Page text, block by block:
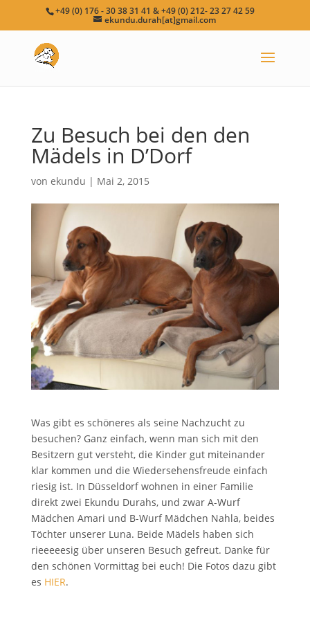
+49 (0) 176 - 30 38 31 41 & +49 (0) 212- 23 27 42 59
ekundu.durah[at]gmail.com
Zu Besuch bei den den
Mädels in D’Dorf
von ekundu | Mai 2, 2015
Was gibt es schöneres als seine Nachzucht zu
besuchen? Ganz einfach, wenn man sich mit den
Besitzern gut versteht, die Kinder gut miteinander
klar kommen und die Wiedersehensfreude einfach
riesig ist. In Düsseldorf wohnen in einer Familie
direkt zwei Ekundu Durahs, und zwar A-Wurf
Mädchen Amari und B-Wurf Mädchen Nahla, beides
Töchter unserer Luna. Beide Mädels haben sich
rieeeeesig über unseren Besuch gefreut. Danke für
den schönen Vormittag bei euch! Die Fotos dazu gibt
es HIER.